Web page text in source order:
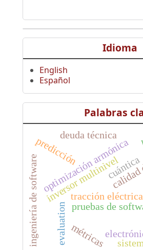
Idioma
English
Español
Palabras
inversor multinivel
optimización armónica
tracción eléctrica
pruebas de
ingeniería de software evaluation
cuántica
métricas
deuda técnica
predicción